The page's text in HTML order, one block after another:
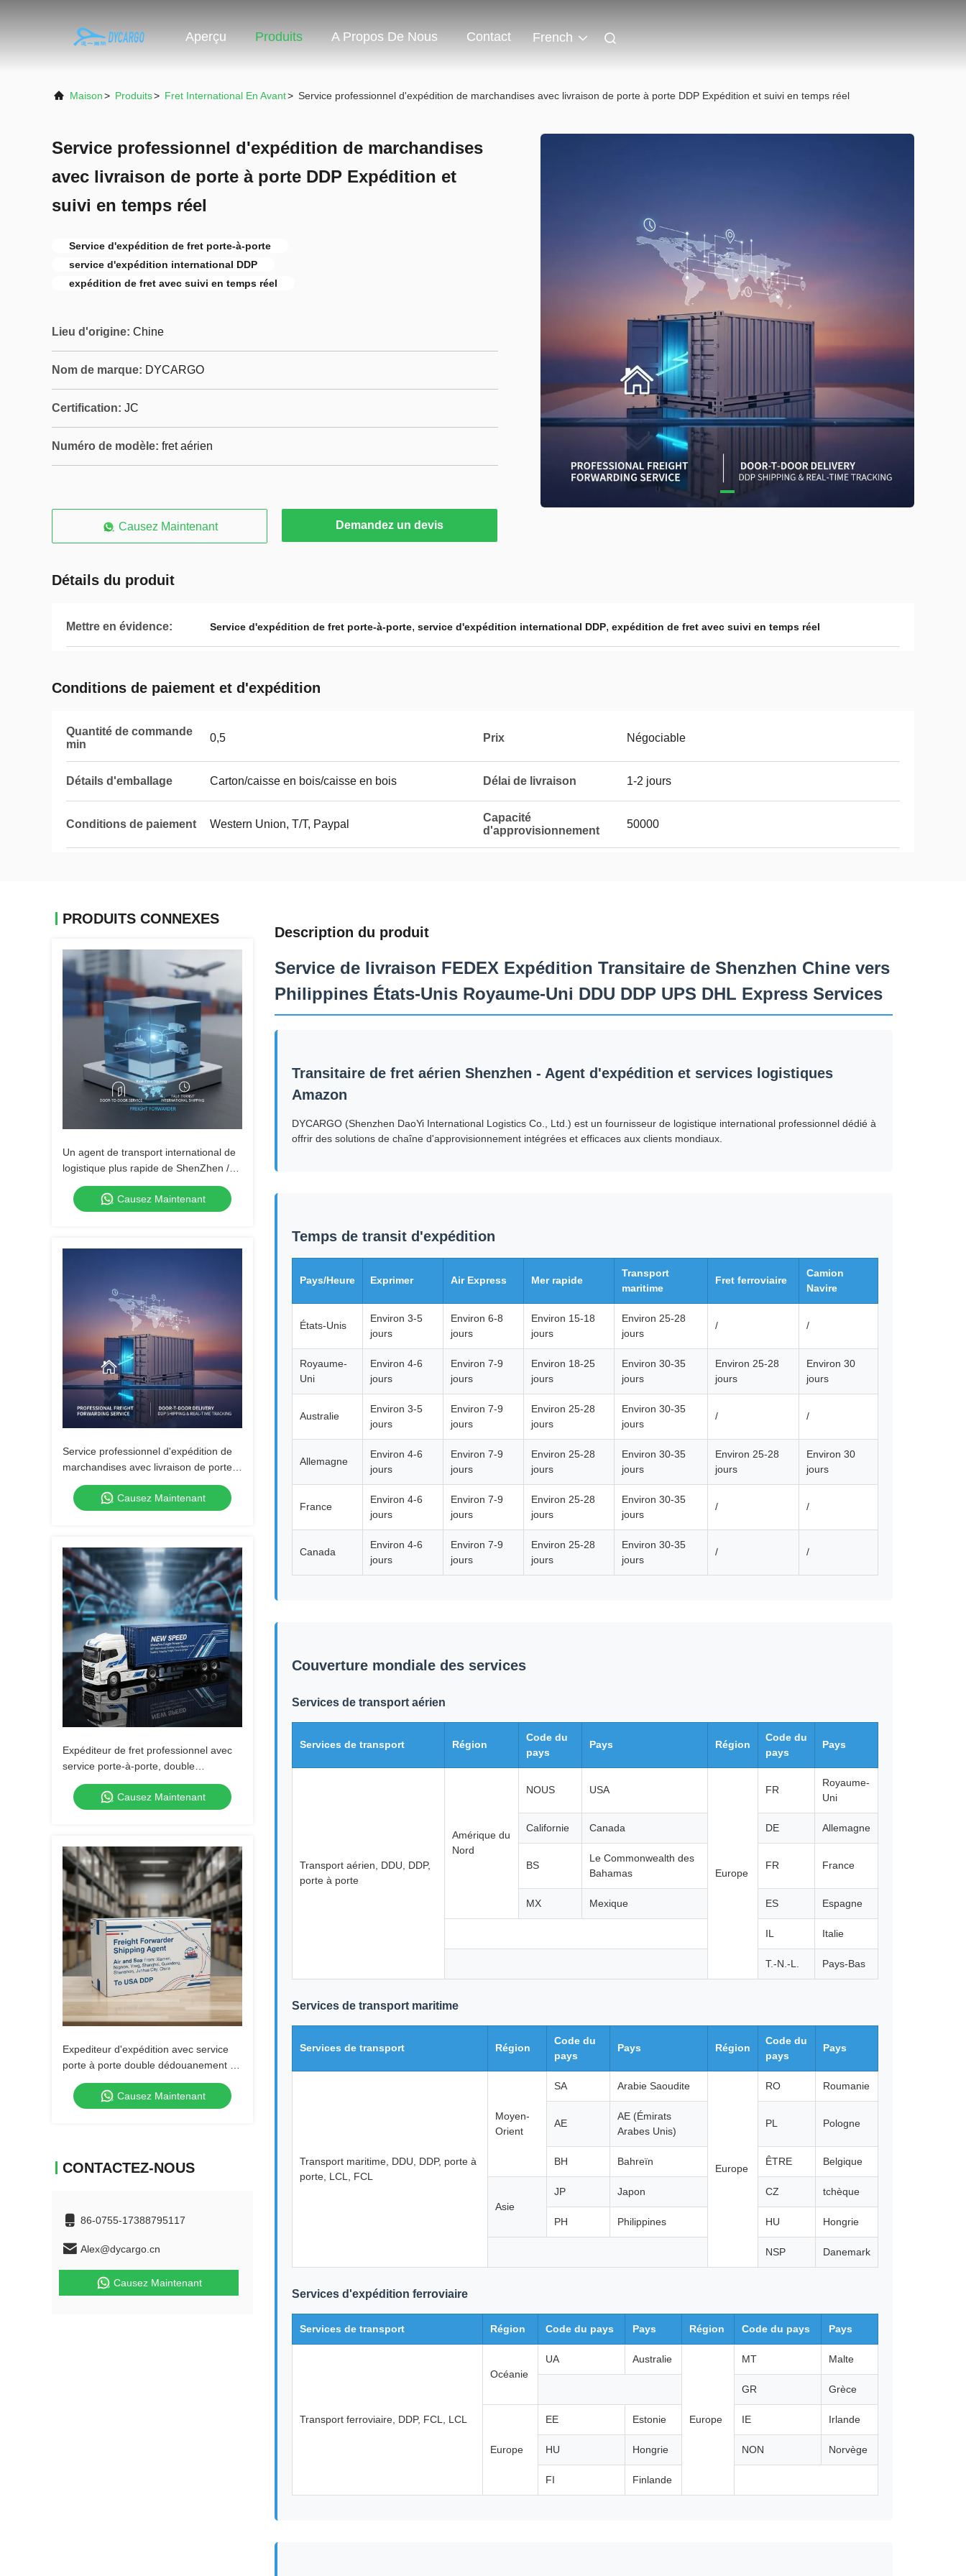
Aperçu Produits A Propos De Nous Contact French
Maison> Produits> Fret International En Avant> Service professionnel d'expédition de marchandises avec livraison de porte à porte DDP Expédition et suivi en temps réel
Service professionnel d'expédition de marchandises
avec livraison de porte à porte DDP Expédition et
suivi en temps réel
Service d'expédition de fret porte-à-porte
service d'expédition international DDP
expédition de fret avec suivi en temps réel
Lieu d'origine: Chine
Nom de marque: DYCARGO
Certification: JC
Numéro de modèle: fret aérien
Causez Maintenant Demandez un devis
Détails du produit
Mettre en évidence: Service d'expédition de fret porte-à-porte, service d'expédition international DDP, expédition de fret avec suivi en temps réel
Conditions de paiement et d'expédition
Quantité de commande
min
0,5 Prix Négociable
Détails d'emballage Carton/caisse en bois/caisse en bois Délai de livraison 1-2 jours
Conditions de paiement Western Union, T/T, Paypal
Capacité
d'approvisionnement
50000
PRODUITS CONNEXES
Un agent de transport international de
logistique plus rapide de ShenZhen /
expéditeur de fret de Chine au Canada
par Air Express UPS DHL Fedex
Causez Maintenant
Service professionnel d'expédition de
marchandises avec livraison de porte à
porte DDP Expédition et suivi en temps
réel
Causez Maintenant
Expéditeur de fret professionnel avec
service porte-à-porte, double
dédouanement et taxes incluses,
expédition DDPCausez Maintenant
Expediteur d'expédition avec service
porte à porte double dédouanement et
expédition DDP incluant la taxe
Causez Maintenant
CONTACTEZ-NOUS
86-0755-17388795117
Alex@dycargo.cn
Causez Maintenant
Description du produit
Service de livraison FEDEX Expédition Transitaire de Shenzhen Chine vers
Philippines États-Unis Royaume-Uni DDU DDP UPS DHL Express Services
Transitaire de fret aérien Shenzhen - Agent d'expédition et services logistiques
Amazon
DYCARGO (Shenzhen DaoYi International Logistics Co., Ltd.) est un fournisseur de logistique international professionnel dédié à
offrir des solutions de chaîne d'approvisionnement intégrées et efficaces aux clients mondiaux.
Temps de transit d'expédition
Pays/Heure Exprimer Air Express Mer rapide
Transport
maritime
Fret ferroviaire
Camion
Navire
États-Unis
Environ 3-5
jours
Environ 6-8
jours
Environ 15-18
jours
Environ 25-28
jours
/ /
Royaume-
Uni
Environ 4-6
jours
Environ 7-9
jours
Environ 18-25
jours
Environ 30-35
jours
Environ 25-28
jours
Environ 30
jours
Australie
Environ 3-5
jours
Environ 7-9
jours
Environ 25-28
jours
Environ 30-35
jours
/ /
Allemagne
Environ 4-6
jours
Environ 7-9
jours
Environ 25-28
jours
Environ 30-35
jours
Environ 25-28
jours
Environ 30
jours
France
Environ 4-6
jours
Environ 7-9
jours
Environ 25-28
jours
Environ 30-35
jours
/ /
Canada
Environ 4-6
jours
Environ 7-9
jours
Environ 25-28
jours
Environ 30-35
jours
/ /
Couverture mondiale des services
Services de transport aérien
Services de transport Région
Code du
pays
Pays Région
Code du
pays
Pays
Transport aérien, DDU, DDP,
porte à porte
Amérique du
Nord
NOUS USA
Europe
FR
Royaume-
Uni
Californie Canada DE Allemagne
BS
Le Commonwealth des
Bahamas
FR France
MX Mexique ES Espagne
IL Italie
T.-N.-L. Pays-Bas
Services de transport maritime
Services de transport Région
Code du
pays
Pays Région
Code du
pays
Pays
Transport maritime, DDU, DDP, porte à
porte, LCL, FCL
Moyen-
Orient
SA Arabie Saoudite
Europe
RO Roumanie
AE
AE (Émirats
Arabes Unis)
PL Pologne
BH Bahreïn ÊTRE Belgique
Asie
JP Japon CZ tchèque
PH Philippines HU Hongrie
NSP Danemark
Services d'expédition ferroviaire
Services de transport Région Code du pays Pays Région Code du pays Pays
Transport ferroviaire, DDP, FCL, LCL
Océanie
UA Australie
Europe
MT Malte
GR Grèce
Europe
EE Estonie IE Irlande
HU Hongrie NON Norvège
FI Finlande